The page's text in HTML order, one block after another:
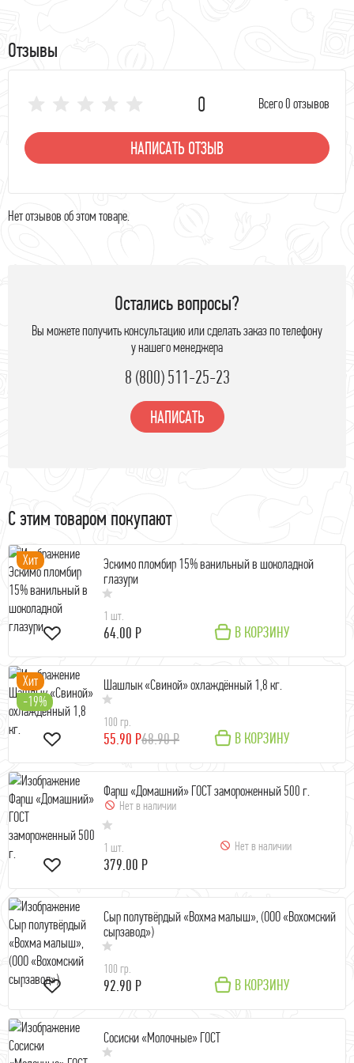
Отзывы
0 Всего 0 отзывов
НАПИСАТЬ ОТЗЫВ
Нет отзывов об этом товаре.
Остались вопросы?
Вы можете получить консультацию или сделать заказ по телефону
у нашего менеджера
8 (800) 511-25-23
НАПИСАТЬ
С этим товаром покупают
Хит
Эскимо пломбир 15% ванильный в шоколадной
глазури
1 шт.
64.00 Р В КОРЗИНУ
Хит
-19%
Шашлык «Свиной» охлаждённый 1,8 кг.
100 гр.
55.90 Р68.90 Р В КОРЗИНУ
Нет в наличии
Фарш «Домашний» ГОСТ замороженный 500 г.
1 шт.
379.00 Р
Нет в наличии
Сыр полутвёрдый «Вохма малыш», (ООО «Вохомский
сырзавод»)
100 гр.
92.90 Р В КОРЗИНУ
Сосиски «Молочные» ГОСТ